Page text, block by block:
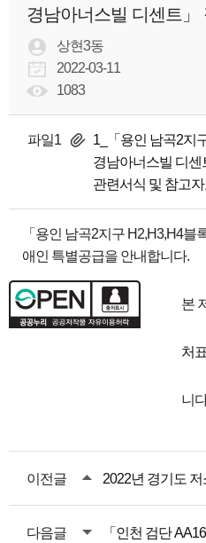
경남아너스빌 디센트」
상현3동
2022-03-11
1083
파일1
1_「용인 남곡2지
경남아너스빌 디
관련서식 및 참고
「용인 남곡2지구 H2,H3,H4
애인 특별공급을 안내합니다.
본
처
니
이전글 2022년 경기도
다음글